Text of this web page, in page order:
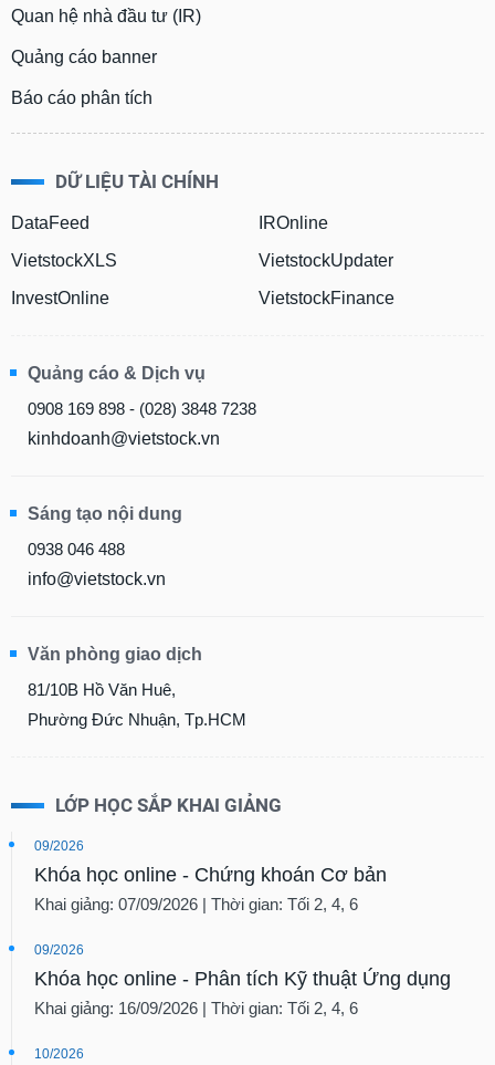
Quan hệ nhà đầu tư (IR)
Quảng cáo banner
Báo cáo phân tích
DỮ LIỆU TÀI CHÍNH
DataFeed
VietstockXLS
InvestOnline
IROnline
VietstockUpdater
VietstockFinance
Quảng cáo & Dịch vụ
0908 169 898 - (028) 3848 7238
kinhdoanh@vietstock.vn
Sáng tạo nội dung
0938 046 488
info@vietstock.vn
Văn phòng giao dịch
81/10B Hồ Văn Huê,
Phường Đức Nhuận, Tp.HCM
LỚP HỌC SẮP KHAI GIẢNG
09/2026
Khóa học online - Chứng khoán Cơ bản
Khai giảng: 07/09/2026 | Thời gian: Tối 2, 4, 6
09/2026
Khóa học online - Phân tích Kỹ thuật Ứng dụng
Khai giảng: 16/09/2026 | Thời gian: Tối 2, 4, 6
10/2026